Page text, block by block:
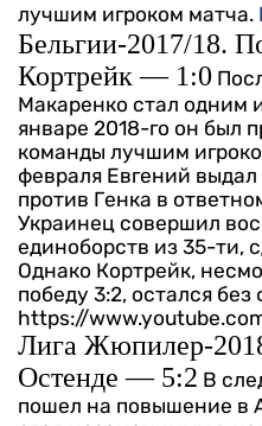
лучшим игроком матча.
Бельгии-2017/18.
Кортрейк — 1:0
Макаренко стал одним
январе 2018-го он был
команды лучшим
февраля Евгений
против Генка в
Украинец совершил
единоборств из 35-ти,
Однако Кортрейк,
победу 3:2, остался без
https://
Лига Жюпилер-
Остенде — 5:2 В
пошел на повышение в